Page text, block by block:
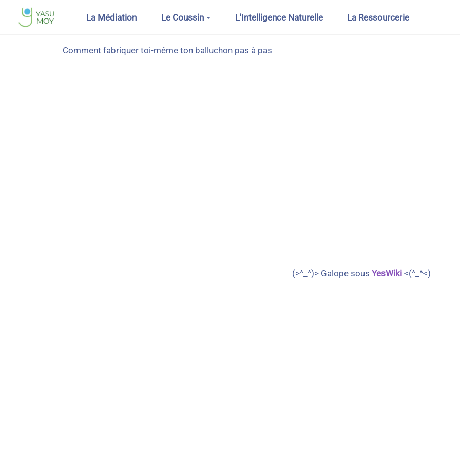
Aller au contenu principalLa Médiation Le Coussin L'Intelligence Naturelle La Ressourcerie
Comment fabriquer toi-même ton balluchon pas à pas
(>^_^)> Galope sous YesWiki <(^_^<)